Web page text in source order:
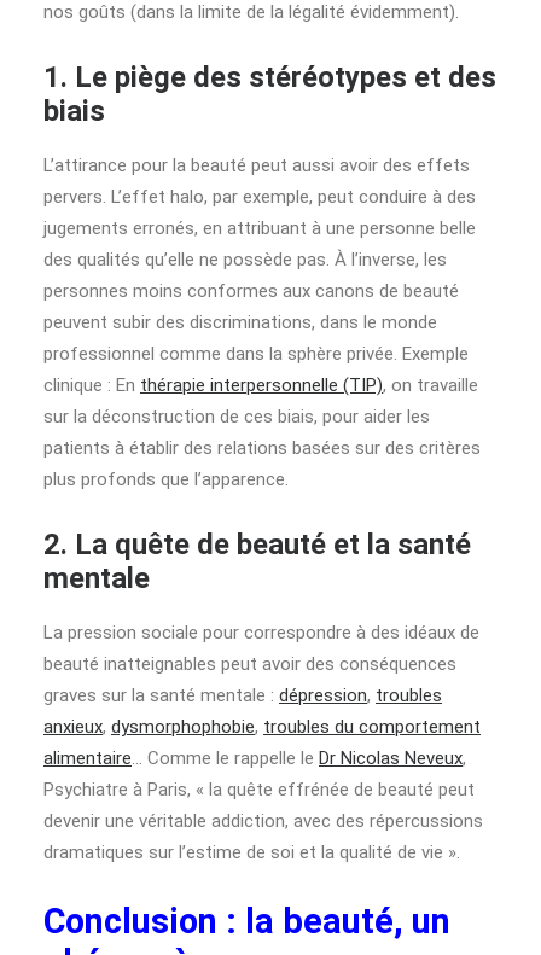
nos goûts (dans la limite de la légalité évidemment).
1. Le piège des stéréotypes et des
biais
L’attirance pour la beauté peut aussi avoir des effets
pervers. L’effet halo, par exemple, peut conduire à des
jugements erronés, en attribuant à une personne belle
des qualités qu’elle ne possède pas. À l’inverse, les
personnes moins conformes aux canons de beauté
peuvent subir des discriminations, dans le monde
professionnel comme dans la sphère privée. Exemple
clinique : En thérapie interpersonnelle (TIP), on travaille
sur la déconstruction de ces biais, pour aider les
patients à établir des relations basées sur des critères
plus profonds que l’apparence.
2. La quête de beauté et la santé
mentale
La pression sociale pour correspondre à des idéaux de
beauté inatteignables peut avoir des conséquences
graves sur la santé mentale : dépression, troubles
anxieux, dysmorphophobie, troubles du comportement
alimentaire… Comme le rappelle le Dr Nicolas Neveux,
Psychiatre à Paris, « la quête effrénée de beauté peut
devenir une véritable addiction, avec des répercussions
dramatiques sur l’estime de soi et la qualité de vie ».
Conclusion : la beauté, un